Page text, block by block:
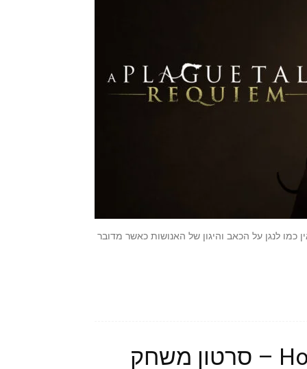
כמו לנגן על הכאב והיגון של האנושות כאשר מדובר
Hood: Outlaws and Legends – סרטון משחק